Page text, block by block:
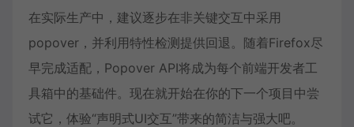
在实际生产中，建议逐步在非关键交互中采用
popover，并利用特性检测提供回退。随着Firefox尽
早完成适配，Popover API将成为每个前端开发者工
具箱中的基础件。现在就开始在你的下一个项目中尝
试它，体验“声明式UI交互”带来的简洁与强大吧。